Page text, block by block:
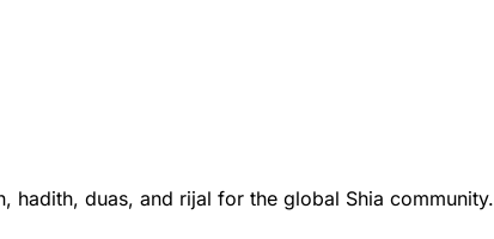
hadith, duas, and rijal for the global Shia community.